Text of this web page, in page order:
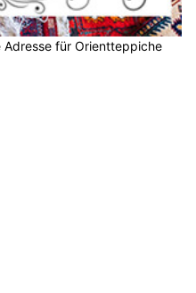
für Orientteppiche